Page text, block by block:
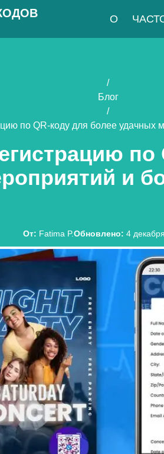
О
/
Блог
/
по QR-коду для более удачных
и
От: Fatima P.Обновлено: 4